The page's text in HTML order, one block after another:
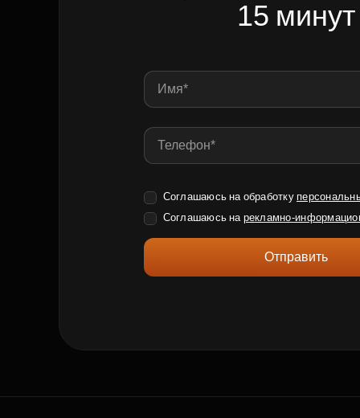
15 минут
Соглашаюсь на обработку
Соглашаюсь на рекламно-
Отправить